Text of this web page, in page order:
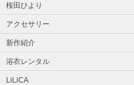
桜田ひより
アクセサリー
新作紹介
浴衣レンタル
LiLiCA